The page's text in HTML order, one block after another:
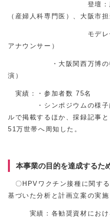
登壇：原千晶さ
（産婦人科専門医）、大阪市
モデレーター：八
アナウンサー）
・大阪関西万博の啓発
演）
実績：・参加者数 75名
・シンポジウムの様子は
ルで掲載するほか、採録記事
51万世帯へ周知した。
本事業の目的を達成するた
〇HPVワクチン接種に関す
基づいた分析と計画立案の実施
実績：各勧奨資材における